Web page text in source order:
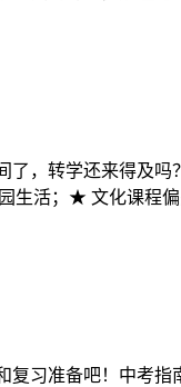
，转学还来得及
生活；★ 文化课程
习准备吧！中考